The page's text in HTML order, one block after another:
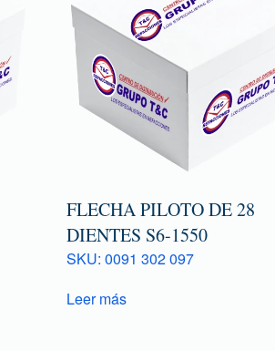
FLECHA PILOTO DE 28
DIENTES S6-1550
SKU: 0091 302 097
Leer más